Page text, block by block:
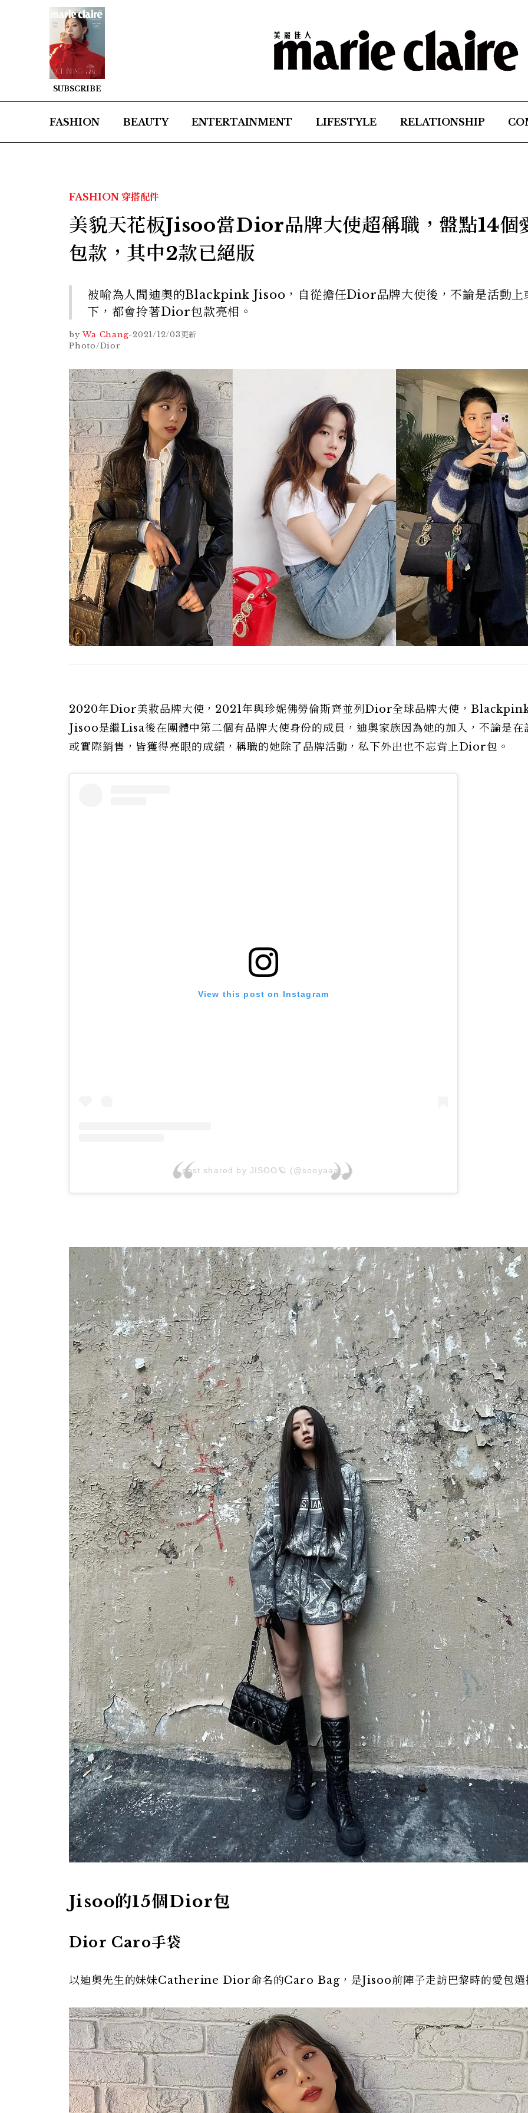
SUBSCRIBE
FASHION BEAUTY ENTERTAINMENT LIFESTYLE RELATIONSHIP
FASHION 穿搭配件
美貌天花板Jisoo當Dior品牌大使超稱職，盤點14個
包款，其中2款已絕版
被喻為人間迪奧的Blackpink Jisoo，自從擔任Dior品牌大使後，不論是活動上
下，都會拎著Dior包款亮相。
by Wa Chang-2021/12/03更新
Photo/Dior
2020年Dior美妝品牌大使，2021年與珍妮佛勞倫斯齊並列Dior全球品牌大使，
Jisoo是繼Lisa後在團體中第二個有品牌大使身份的成員，迪奧家族因為她的加入，不論是在
或實際銷售，皆獲得亮眼的成績，稱職的她除了品牌活動，私下外出也不忘背上Dior包。
View this post on Instagram
A post shared by JISOO🪐 (@sooyaaa__)
Jisoo的15個Dior包
Dior Caro手袋
以迪奧先生的妹妹Catherine Dior命名的Caro Bag，是Jisoo前陣子走訪巴黎時的愛包選